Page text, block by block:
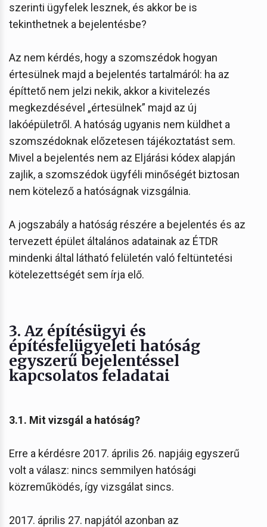
szerinti ügyfelek lesznek, és akkor be is
tekinthetnek a bejelentésbe?
Az nem kérdés, hogy a szomszédok hogyan
értesülnek majd a bejelentés tartalmáról: ha az
építtető nem jelzi nekik, akkor a kivitelezés
megkezdésével „értesülnek” majd az új
lakóépületről. A hatóság ugyanis nem küldhet a
szomszédoknak előzetesen tájékoztatást sem.
Mivel a bejelentés nem az Eljárási kódex alapján
zajlik, a szomszédok ügyféli minőségét biztosan
nem kötelező a hatóságnak vizsgálnia.
A jogszabály a hatóság részére a bejelentés és az
tervezett épület általános adatainak az ÉTDR
mindenki által látható felületén való feltüntetési
kötelezettségét sem írja elő.
3. Az építésügyi és
építésfelügyeleti hatóság
egyszerű bejelentéssel
kapcsolatos feladatai
3.1. Mit vizsgál a hatóság?
Erre a kérdésre 2017. április 26. napjáig egyszerű
volt a válasz: nincs semmilyen hatósági
közreműködés, így vizsgálat sincs.
2017. április 27. napjától azonban az